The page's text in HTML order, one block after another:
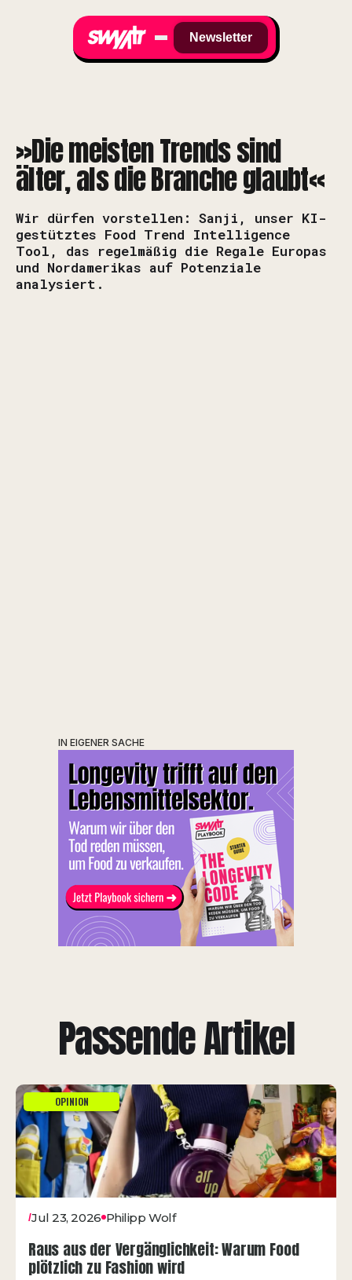
Newsletter
»Die meisten Trends sind
älter, als die Branche glaubt«
Wir dürfen vorstellen: Sanji, unser KI-
gestütztes Food Trend Intelligence
Tool, das regelmäßig die Regale Europas
und Nordamerikas auf Potenziale
analysiert.
IN EIGENER SACHE
Passende Artikel
OPINION
/Jul 23, 2026 Philipp Wolf
Raus aus der Vergänglichkeit: Warum Food
plötzlich zu Fashion wird